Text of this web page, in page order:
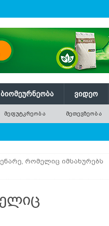
ᲑᲘᲝᲛᲔᲣᲠᲜᲔᲝᲑᲐ ᲕᲘᲓᲔᲝ
ᲛᲔᲤᲣᲢᲙᲠᲔᲝᲑᲐ ᲛᲔᲗᲔᲕᲖᲔᲝᲑᲐ
რომელიც იმსახურებს